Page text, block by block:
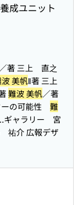
成ユニット
／著 三上 直之
美帆‖著 三上
難波 美帆／著
ーの可能性 難
ギャラリー 宮
介 広報デザ